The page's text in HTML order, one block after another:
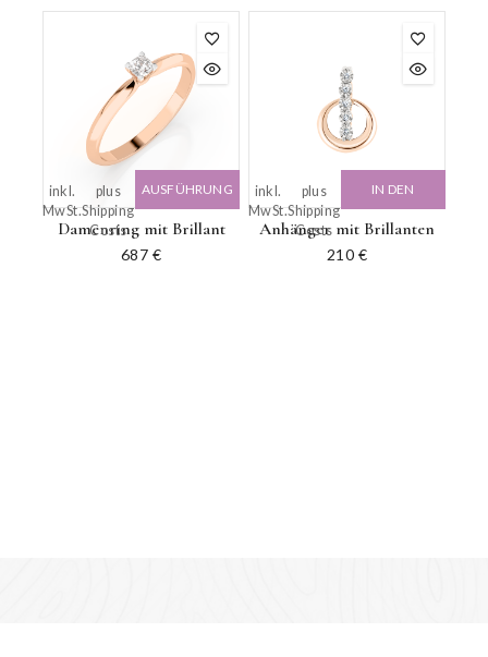
Damenring mit Brillant
687 €
inkl.
MwSt.
plus
Shipping
Costs
AUSFÜHRUNG
Anhänger mit Brillanten
210 €
inkl.
MwSt.
plus
Shipping
Costs
IN DEN